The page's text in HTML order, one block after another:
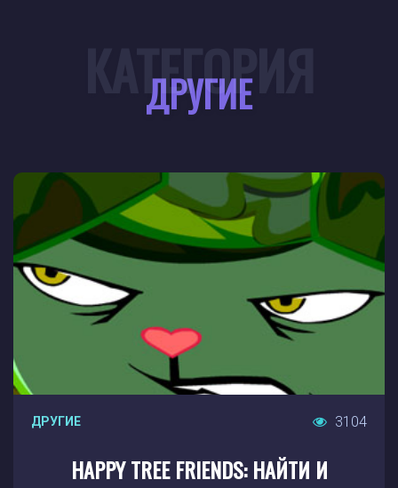
ДРУГИЕ
КАТЕГОРИЯ
ДРУГИЕ 3104
HAPPY TREE FRIENDS: НАЙТИ И